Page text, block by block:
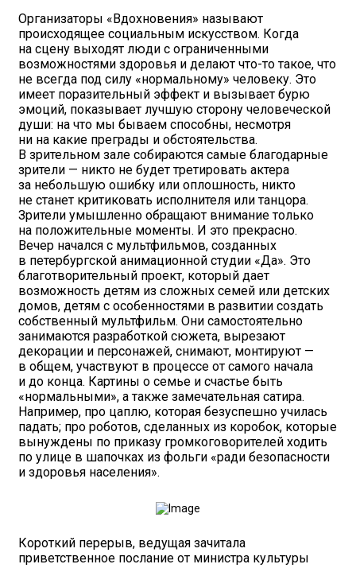
Организаторы «Вдохновения» называют
происходящее социальным искусством. Когда
на сцену выходят люди с ограниченными
возможностями здоровья и делают что-то такое, что
не всегда под силу «нормальному» человеку. Это
имеет поразительный эффект и вызывает бурю
эмоций, показывает лучшую сторону человеческой
души: на что мы бываем способны, несмотря
ни на какие преграды и обстоятельства.
В зрительном зале собираются самые благодарные
зрители — никто не будет третировать актера
за небольшую ошибку или оплошность, никто
не станет критиковать исполнителя или танцора.
Зрители умышленно обращают внимание только
на положительные моменты. И это прекрасно.
Вечер начался с мультфильмов, созданных
в петербургской анимационной студии «Да». Это
благотворительный проект, который дает
возможность детям из сложных семей или детских
домов, детям с особенностями в развитии создать
собственный мультфильм. Они самостоятельно
занимаются разработкой сюжета, вырезают
декорации и персонажей, снимают, монтируют —
в общем, участвуют в процессе от самого начала
и до конца. Картины о семье и счастье быть
«нормальными», а также замечательная сатира.
Например, про цаплю, которая безуспешно училась
падать; про роботов, сделанных из коробок, которые
вынуждены по приказу громкоговорителей ходить
по улице в шапочках из фольги «ради безопасности
и здоровья населения».
Короткий перерыв, ведущая зачитала
приветственное послание от министра культуры